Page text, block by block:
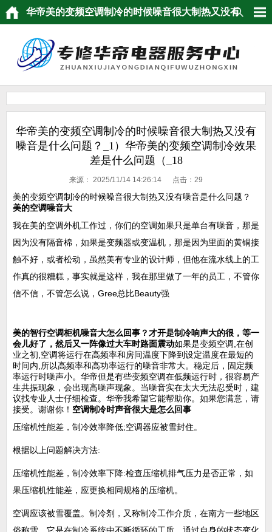
华帝美的变频空调制冷的时候噪音很大制热又没有
噪音是什么问题？_1）华帝美的变频空调制冷效果
差是什么问题（_18
华帝美的变频空调制冷的时候噪音很大制热又没有
噪音是什么问题？_1）华帝美的变频空调制冷效果
差是什么问题（_18
来源： 2025/11/14 14:26:14 点击： 29
美的变频空调制冷的时候噪音很大制热又没有噪音是什么问题？
美的空调噪音大
我在美的空调外机工作过，你们的空调如果只是单台有噪音，那是
因为没有隔音棉，如果是变频器或变温机，那是因为里面的黄铜接
触不好，或者松动，虽然美有专业的设计师，但他在流水线上的工
作真的很糟糕，事实就是这样，我在那里做了一年的员工，不管你
信不信，不管怎么说，Gree总比Beauty强
美的智行空调柜机噪音大怎么回事？才开是制冷响声大的很，等一
会儿好了，然后又一阵像过大车时路面震动如果是变频空调,在创
业之初,空调将运行在高频率和房间温度下降到设定温度在最短的
时间内,所以高频率和高功率运行的噪音非常大。稳定后，固定频
率运行时噪声小。华帝但是有些变频空调在低频运行时，很容易产
生共振现象，会出现高噪声现象。当噪音实在太大无法忍受时，建
议找专业人士仔细检查。华帝我希望它能帮助你。如果您满意，请
接受。谢谢你！ 空调制冷时声音很大是怎么回事
压缩机性能差，制冷效率降低;空调器应被雪封住。
根据以上问题解决方法:
压缩机性能差，制冷效率下降:检查压缩机排气压力是否正常，如
果压缩机性能差，应更换相同规格的压缩机。
空调应该被雪覆盖。制冷剂，又称制冷工作介质，在南方一些地区